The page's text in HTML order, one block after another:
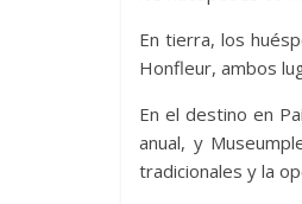
En tierra, los
Honfleur, ambos
En el destino en
anual, y
tradicionales y la